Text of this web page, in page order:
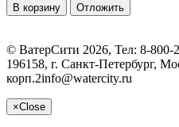
В корзину Отложить
© ВатерСити 2026, Тел: 8-800-
196158, г. Санкт-Петербург,
корп.2info@watercity.ru
×Close